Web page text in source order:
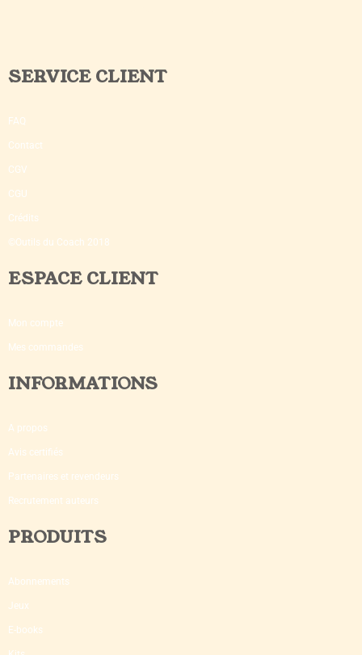
SERVICE CLIENT
FAQ
Contact
CGV
CGU
Crédits
©Outils du Coach 2018
ESPACE CLIENT
Mon compte
Mes commandes
INFORMATIONS
A propos
Avis certifiés
Partenaires et revendeurs
Recrutement auteurs
PRODUITS
Abonnements
Jeux
E-books